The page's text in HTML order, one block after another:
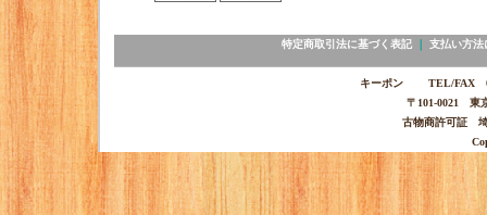
特定商取引法に基づく表記｜ 支払い方法
キーポン TEL/FAX
〒101-0021 東
古物商許可証